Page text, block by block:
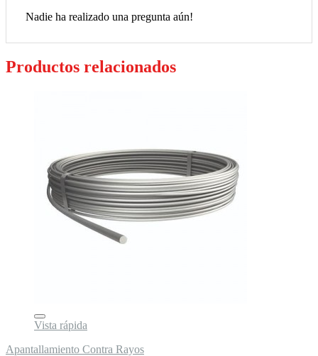
Nadie ha realizado una pregunta aún!
Productos relacionados
Vista rápida
Apantallamiento Contra Rayos